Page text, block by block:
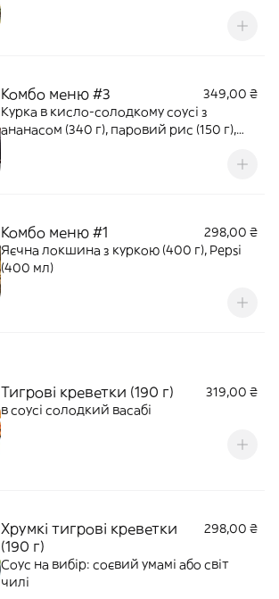
Комбо меню #3
349,00 ₴
Курка в кисло-солодкому соусі з
ананасом (340 г), паровий рис (150 г),
Комбо меню #1
298,00 ₴
Яєчна локшина з куркою (400 г), Pepsi
(400 мл)
Тигрові креветки (190 г)
319,00 ₴
в соусі солодкий васабі
Хрумкі тигрові креветки
(190 г)
298,00 ₴
Соус на вибір: соєвий умамі або світ
чилі